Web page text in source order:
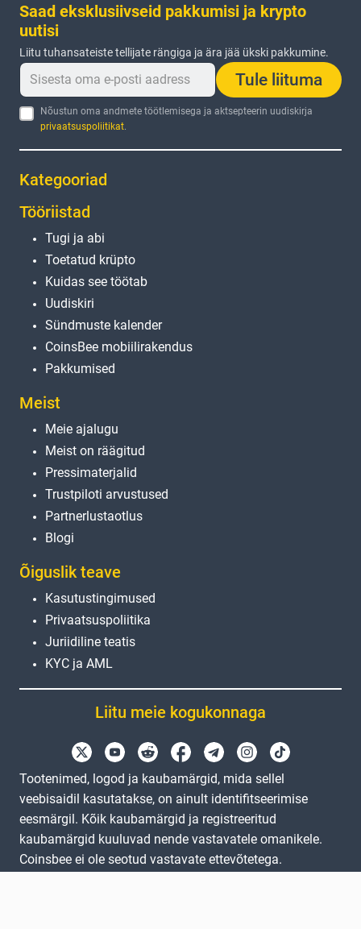
Saad eksklusiivseid pakkumisi ja krypto
uutisi
Liitu tuhansateiste tellijate rängiga ja ära jää ükski pakkumine.
Tule liituma
Nõustun oma andmete töötlemisega ja aktsepteerin uudiskirja
privaatsuspoliitikat.
Kategooriad
Tööriistad
Tugi ja abi
Toetatud krüpto
Kuidas see töötab
Uudiskiri
Sündmuste kalender
CoinsBee mobiilirakendus
Pakkumised
Meist
Meie ajalugu
Meist on räägitud
Pressimaterjalid
Trustpiloti arvustused
Partnerlustaotlus
Blogi
Õiguslik teave
Kasutustingimused
Privaatsuspoliitika
Juriidiline teatis
KYC ja AML
Liitu meie kogukonnaga
Tootenimed, logod ja kaubamärgid, mida sellel
veebisaidil kasutatakse, on ainult identifitseerimise
eesmärgil. Kõik kaubamärgid ja registreeritud
kaubamärgid kuuluvad nende vastavatele omanikele.
Coinsbee ei ole seotud vastavate ettevõtetega.